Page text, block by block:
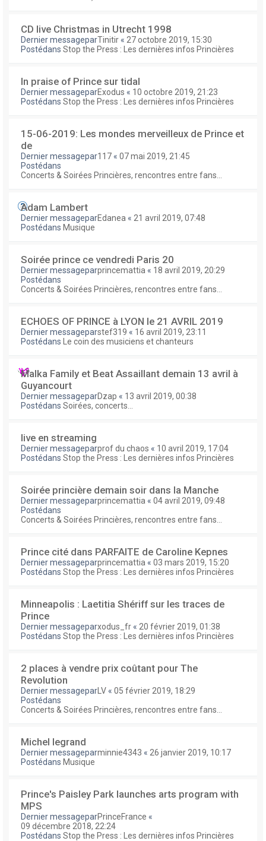
CD live Christmas in Utrecht 1998
Dernier messageparTinitir « 27 octobre 2019, 15:30
Postédans Stop the Press : Les dernières infos Princières
In praise of Prince sur tidal
Dernier messageparExodus « 10 octobre 2019, 21:23
Postédans Stop the Press : Les dernières infos Princières
15-06-2019: Les mondes merveilleux de Prince et
de
Dernier messagepar117 « 07 mai 2019, 21:45
Postédans
Concerts & Soirées Princières, rencontres entre fans...
Adam Lambert
Dernier messageparEdanea « 21 avril 2019, 07:48
Postédans Musique
Soirée prince ce vendredi Paris 20
Dernier messageparprincemattia « 18 avril 2019, 20:29
Postédans
Concerts & Soirées Princières, rencontres entre fans...
ECHOES OF PRINCE à LYON le 21 AVRIL 2019
Dernier messageparstef319 « 16 avril 2019, 23:11
Postédans
Le coin des musiciens et chanteurs
Malka Family et Beat Assaillant demain 13 avril à
Guyancourt
Dernier messageparDzap « 13 avril 2019, 00:38
Postédans Soirées, concerts...
live en streaming
Dernier messageparprof du chaos « 10 avril 2019, 17:04
Postédans Stop the Press : Les dernières infos Princières
Soirée princière demain soir dans la Manche
Dernier messageparprincemattia « 04 avril 2019, 09:48
Postédans
Concerts & Soirées Princières, rencontres entre fans...
Prince cité dans PARFAITE de Caroline Kepnes
Dernier messageparprincemattia « 03 mars 2019, 15:20
Postédans Stop the Press : Les dernières infos Princières
Minneapolis : Laetitia Shériff sur les traces de
Prince
Dernier messageparxodus_fr « 20 février 2019, 01:38
Postédans Stop the Press : Les dernières infos Princières
2 places à vendre prix coûtant pour The
Revolution
Dernier messagepar LV « 05 février 2019, 18:29
Postédans
Concerts & Soirées Princières, rencontres entre fans...
Michel legrand
Dernier messageparminnie4343 « 26 janvier 2019, 10:17
Postédans Musique
Prince's Paisley Park launches arts program with
MPS
Dernier messageparPrinceFrance «
09 décembre 2018, 22:24
Postédans Stop the Press : Les dernières infos Princières